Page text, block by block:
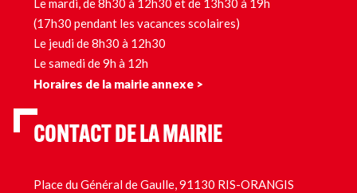
Le mardi, de 8h30 à 12h30 et de 13h30 à 19h
(17h30 pendant les vacances scolaires)
Le jeudi de 8h30 à 12h30
Le samedi de 9h à 12h
Horaires de la mairie annexe >
CONTACT DE LA MAIRIE
Place du Général de Gaulle, 91130 RIS-ORANGIS